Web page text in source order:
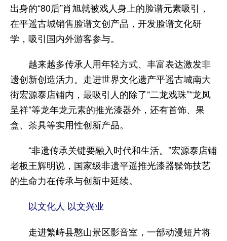
出身的“80后”肖旭就被戏人身上的脸谱元素吸引，
在平遥古城销售脸谱文创产品，开发脸谱文化研
学，吸引国内外游客参与。
越来越多传承人用年轻方式、丰富表达激发非
遗创新创造活力。走进世界文化遗产平遥古城南大
街宏源泰店铺内，最吸引人的除了“二龙戏珠”“龙凤
呈祥”等龙年龙元素的推光漆器外，还有首饰、果
盒、茶具等实用性创新产品。
“非遗传承关键要融入时代和生活。”宏源泰店铺
老板王辉明说，国家级非遗平遥推光漆器髹饰技艺
的生命力在传承与创新中延续。
以文化人 以文兴业
走进繁峙县憨山景区影音室，一部动漫短片将